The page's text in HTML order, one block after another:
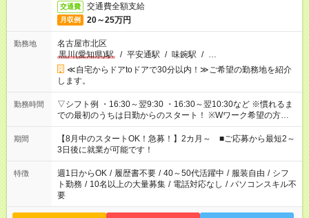
交通費 交通費全額支給
月収例 20～25万円
勤務地
名古屋市北区
黒川(愛知県)駅
/ 平安通駅 / 味鋺駅 / …
≪自宅からドアtoドアで30分以内！≫ご希望の勤務地を紹介
します。
勤務時間
▽シフト例 ・16:30～翌9:30 ・16:30～翌10:30など ※慣れるま
での最初のうちは日勤からのスタート！ ※Wワーク希望の方へ
今ご覧のお仕事で希望する勤務時間と、もう1つのお仕事の勤務
時間。 合計で週40時間を超える場合は応募できません。
期間
【8月中のスタートOK！急募！】2カ月～ ■ご応募から最短2～
3日後に就業が可能です！
特徴 週1日からOK / 履歴書不要 / 40～50代活躍中 / 服装自由 / シフ
ト勤務 / 10名以上の大量募集 / 電話対応なし / パソコンスキル不
要